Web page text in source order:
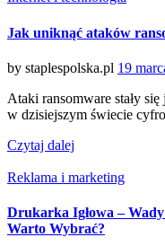
Jak uniknąć ataków
by staplespolska.pl Posted
19
Ataki ransomware stały
w dzisiejszym świecie
Czytaj dalej
Categories
Reklama i marketing
Drukarka Igłowa –
Warto Wybrać?